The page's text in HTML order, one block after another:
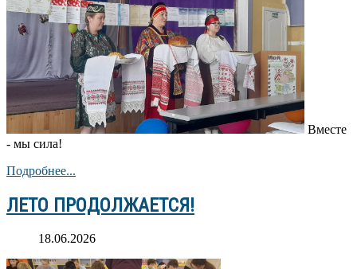
Вместе
- мы сила!
Подробнее...
ЛЕТО ПРОДОЛЖАЕТСЯ!
18.06.2026